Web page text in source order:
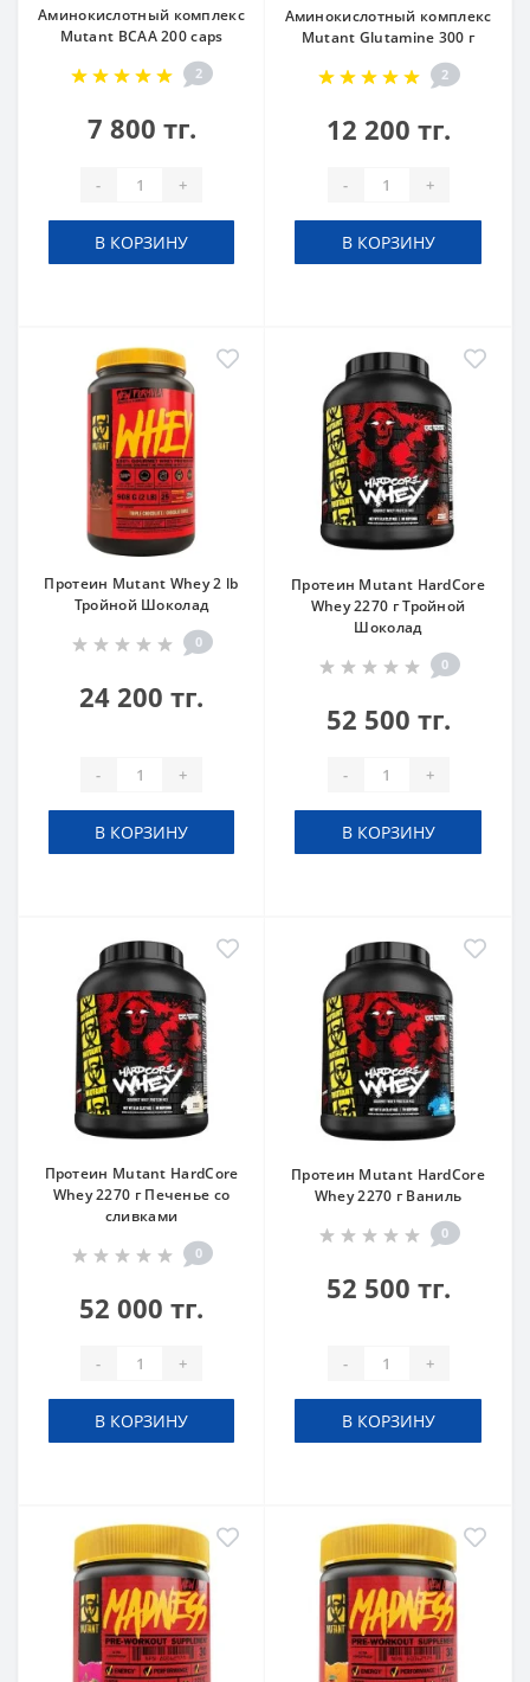
Аминокислотный комплекс
Mutant BCAA 200 caps
2
7 800 тг.
- +
В КОРЗИНУ
Аминокислотный комплекс
Mutant Glutamine 300 г
2
12 200 тг.
- +
В КОРЗИНУ
Протеин Mutant Whey 2 lb
Тройной Шоколад
0
24 200 тг.
- +
В КОРЗИНУ
Протеин Mutant HardCore
Whey 2270 г Тройной
Шоколад
0
52 500 тг.
- +
В КОРЗИНУ
Протеин Mutant HardCore
Whey 2270 г Печенье со
сливками
0
52 000 тг.
- +
В КОРЗИНУ
Протеин Mutant HardCore
Whey 2270 г Ваниль
0
52 500 тг.
- +
В КОРЗИНУ